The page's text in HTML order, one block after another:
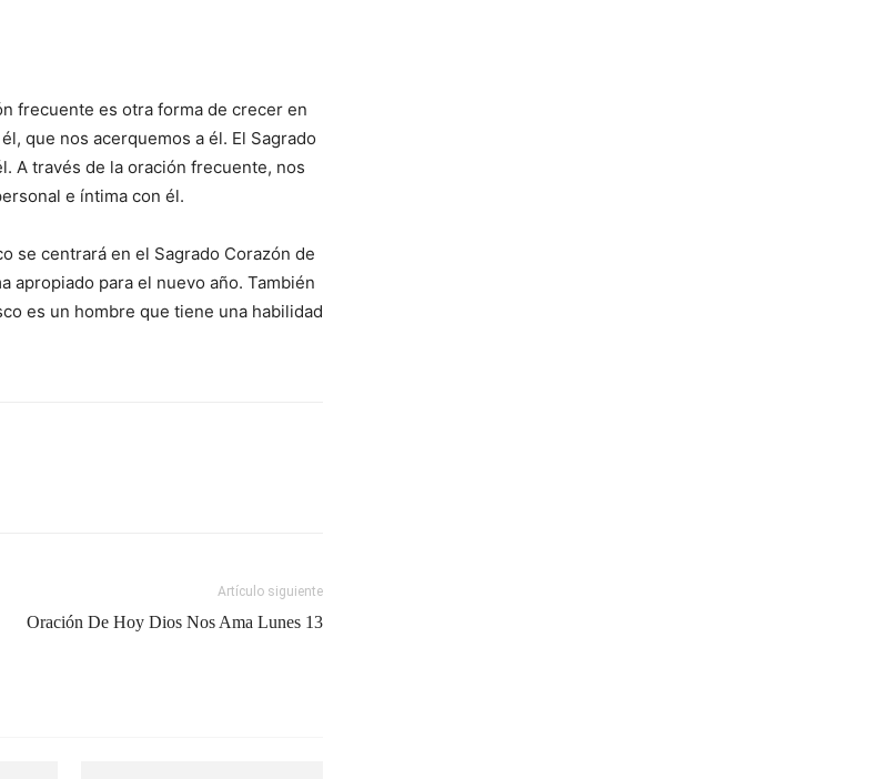
frecuente es otra forma de crecer en
que nos acerquemos a él. El Sagrado
A través de la oración frecuente, nos
e íntima con él.
se centrará en el Sagrado Corazón de
apropiado para el nuevo año. También
es un hombre que tiene una habilidad
Artículo siguiente
Oración De Hoy Dios Nos Ama Lunes 13